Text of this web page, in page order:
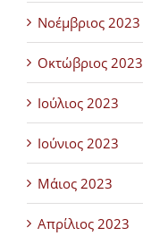
Νοέμβριος 2023
Οκτώβριος 2023
Ιούλιος 2023
Ιούνιος 2023
Μάιος 2023
Απρίλιος 2023